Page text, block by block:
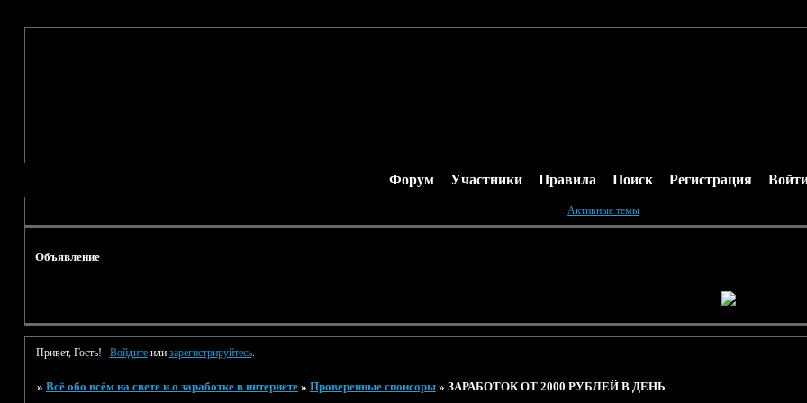
Форум Участники Правила Поиск Регистрация
Активные темы
Объявление
Привет, Гость! Войдитеили зарегистрируйтесь.
» Всё обо всём на свете и о заработке в интернете » Проверенные спонсоры » ЗАРАБОТОК ОТ 2000 РУБЛЕЙ В ДЕНЬ